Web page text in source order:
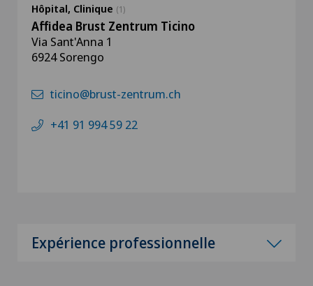
Hôpital, Clinique (1)
Affidea Brust Zentrum Ticino
Via Sant'Anna 1
6924 Sorengo
ticino@brust-zentrum.ch
+41 91 994 59 22
Expérience professionnelle